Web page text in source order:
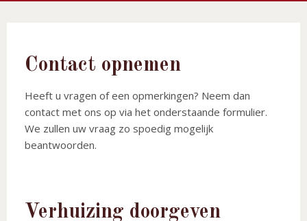
Contact opnemen
Heeft u vragen of een opmerkingen? Neem dan
contact met ons op via het onderstaande formulier.
We zullen uw vraag zo spoedig mogelijk
beantwoorden.
Verhuizing doorgeven